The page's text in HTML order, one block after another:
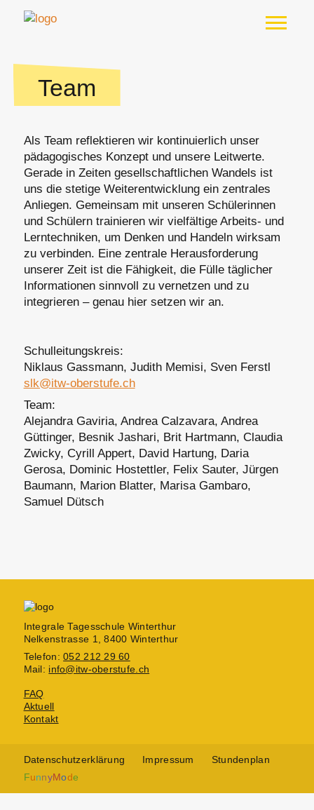
Team
Als Team reflektieren wir kontinuierlich unser
pädagogisches Konzept und unsere Leitwerte.
Gerade in Zeiten gesellschaftlichen Wandels ist
uns die stetige Weiterentwicklung ein zentrales
Anliegen. Gemeinsam mit unseren Schülerinnen
und Schülern trainieren wir vielfältige Arbeits- und
Lerntechniken, um Denken und Handeln wirksam
zu verbinden. Eine zentrale Herausforderung
unserer Zeit ist die Fähigkeit, die Fülle täglicher
Informationen sinnvoll zu vernetzen und zu
integrieren – genau hier setzen wir an.
Schulleitungskreis:
Niklaus Gassmann, Judith Memisi, Sven Ferstl
slk@itw-oberstufe.ch
Team:
Alejandra Gaviria, Andrea Calzavara, Andrea
Güttinger, Besnik Jashari, Brit Hartmann, Claudia
Zwicky, Cyrill Appert, David Hartung, Daria
Gerosa, Dominic Hostettler, Felix Sauter, Jürgen
Baumann, Marion Blatter, Marisa Gambaro,
Samuel Dütsch
Integrale Tagesschule Winterthur
Nelkenstrasse 1, 8400 Winterthur
Telefon:052 212 29 60
Mail: info@itw-oberstufe.ch
FAQ
Aktuell
Kontakt
Datenschutzerklärung Impressum
Stundenplan
FunnyMode